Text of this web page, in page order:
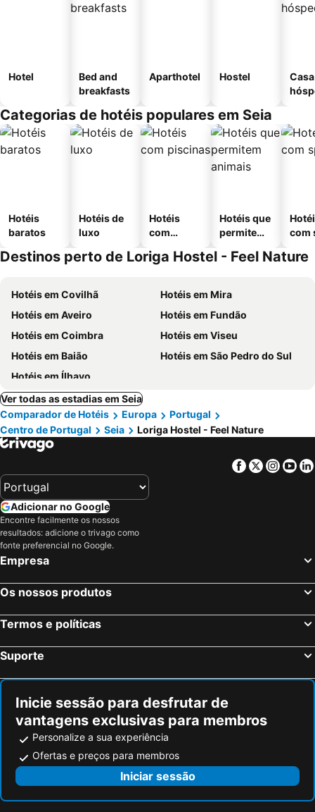
Hotel
Bed and
breakfasts
Aparthotel Hostel
Categorias de hotéis populares em Seia
Hotéis
baratos
Hotéis de
luxo
Hotéis
com
Hotéis que
permitem
com
Destinos perto de Loriga Hostel - Feel Nature
Hotéis em Covilhã
Hotéis em Mira
Hotéis em Aveiro
Hotéis em Fundão
Hotéis em Coimbra
Hotéis em Viseu
Hotéis em Baião
Hotéis em São Pedro do Sul
Hotéis em Ílhavo
Ver todas as estadias em Seia
Comparador de Hotéis
Europa
Portugal
Centro de Portugal
Seia Loriga Hostel - Feel Nature
Facebook
Twitter
Adicionar no Google
Encontre facilmente os nossos
resultados: adicione o trivago como
fonte preferencial no Google.
Empresa
Os nossos produtos
Termos e políticas
Suporte
Inicie sessão para desfrutar de
vantagens exclusivas para membros
Personalize a sua experiência
Ofertas e preços para membros
Iniciar sessão